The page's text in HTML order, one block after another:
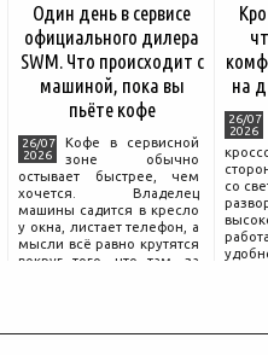
Один день в сервисе
официального дилера
SWM. Что происходит с
машиной, пока вы
пьёте кофе
26/07
2026
Кофе в сервисной
зоне обычно
остывает быстрее, чем
хочется. Владелец
машины садится в кресло
у окна, листает телефон, а
мысли всё равно крутятся
вокруг того, что там, за
на
26/07
2026
со